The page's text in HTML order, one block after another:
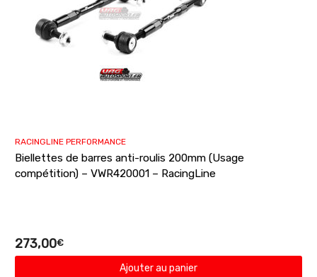
RACINGLINE PERFORMANCE
Biellettes de barres anti-roulis 200mm (Usage
compétition) – VWR420001 – RacingLine
273,00€
Ajouter au panier